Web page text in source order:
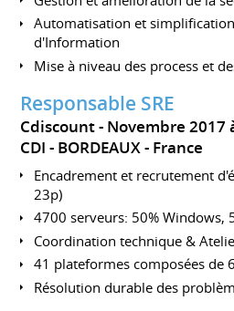
Automatisation et
d'Information
Mise à niveau des process et
Responsable SRE
Cdiscount
Novembre 2017
CDI
BORDEAUX France
Encadrement et recrutement
23p)
4700 serveurs: 50% Windows,
Coordination technique &
41 plateformes composées de
Résolution durable des